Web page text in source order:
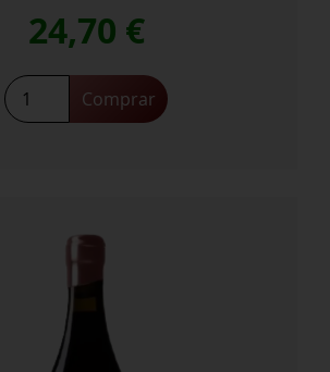
24,70 €
Carmelo
Rodero
Comprar